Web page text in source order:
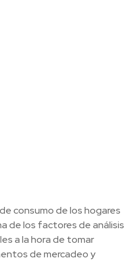
consumo de los hogares
de los factores de análisis
a la hora de tomar
de mercadeo y